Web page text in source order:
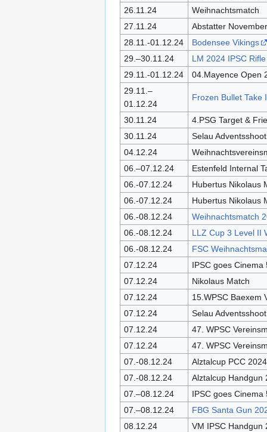
26.11.24
Weihnachtsmatch
27.11.24
Abstatter
28.11.-01.12.24
Bodensee Vikings
29.–30.11.24
LM 2024 IPSC
29.11.-01.12.24
04.Mayence Open
29.11.–
01.12.24
Frozen Bullet Take I
30.11.24
4.PSG Target &
30.11.24
Selau
04.12.24
06.–07.12.24
Estenfeld Internal
06.-07.12.24
Hubertus Nikolaus
06.-07.12.24
Hubertus Nikolaus
06.-08.12.24
Weihnachtsmatch
06.-08.12.24
LLZ Cup 3 Level II
06.-08.12.24
FSC
07.12.24
IPSC goes Cinema
07.12.24
Nikolaus Match
07.12.24
15.WPSC Baexem
07.12.24
Selau
07.12.24
47. WPSC
07.12.24
47. WPSC
07.-08.12.24
Alztalcup PCC 2024
07.-08.12.24
Alztalcup Handgun
07.–08.12.24
IPSC goes Cinema
07.–08.12.24
FBG Santa Gun
08.12.24
VM IPSC Handgun